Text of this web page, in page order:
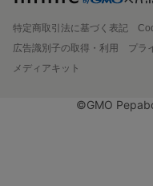
特定商取引法に基づく表記
広告識別子の取得・利用
プラ
メディアキット
©GMO